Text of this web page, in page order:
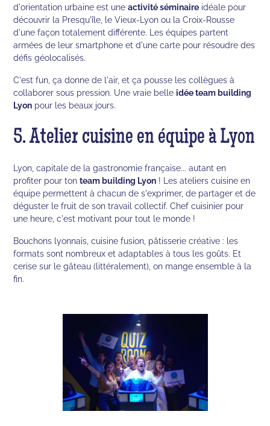
d'orientation urbaine est uneactivité séminaire idéale pour
découvrir la Presqu'île, le Vieux-Lyon ou la Croix-Rousse
d'une façon totalement différente. Les équipes partent
armées de leur smartphone et d'une carte pour résoudre des
défis géolocalisés.
C'est fun, ça donne de l'air, et ça pousse les collègues à
collaborer sous pression. Une vraie belleidée team building
Lyon pour les beaux jours.
5. Atelier cuisine en équipe à Lyon
Lyon, capitale de la gastronomie française... autant en
profiter pour tonteam building Lyon ! Les ateliers cuisine en
équipe permettent à chacun de s'exprimer, de partager et de
déguster le fruit de son travail collectif. Chef cuisinier pour
une heure, c'est motivant pour tout le monde !
Bouchons lyonnais, cuisine fusion, pâtisserie créative : les
formats sont nombreux et adaptables à tous les goûts. Et
cerise sur le gâteau (littéralement), on mange ensemble à la
fin.